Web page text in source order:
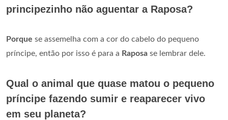
principezinho não aguentar a Raposa?
Porque se assemelha com a cor do cabelo do pequeno
príncipe, então por isso é para a Raposa se lembrar dele.
Qual o animal que quase matou o pequeno
príncipe fazendo sumir e reaparecer vivo
em seu planeta?